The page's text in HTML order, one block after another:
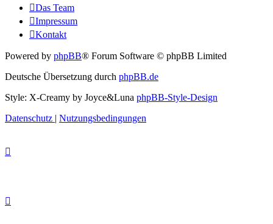
Das Team
Impressum
Kontakt
Powered by phpBB® Forum Software © phpBB Limited
Deutsche Übersetzung durch phpBB.de
Style: X-Creamy by Joyce&Luna phpBB-Style-Design
Datenschutz | Nutzungsbedingungen